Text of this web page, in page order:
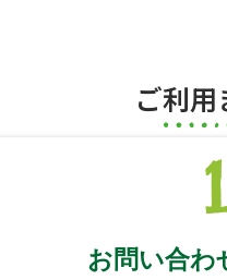
ご利
お問い合わ